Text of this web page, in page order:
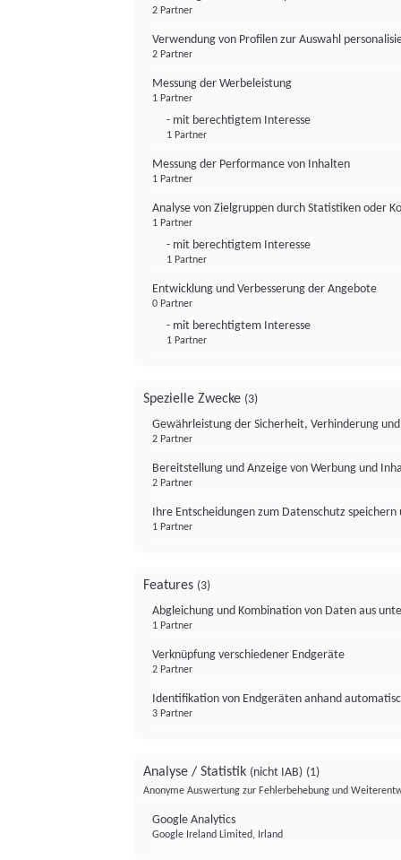
2 Partner
Verwendung von Profilen zur Auswahl
2 Partner
Messung der Werbeleistung
1 Partner
- mit berechtigtem Interesse
1 Partner
Messung der Performance von Inhalten
1 Partner
Analyse von Zielgruppen durch Statistiken oder
1 Partner
- mit berechtigtem Interesse
1 Partner
Entwicklung und Verbesserung der Angebote
0 Partner
- mit berechtigtem Interesse
1 Partner
Spezielle Zwecke (3)
Gewährleistung der Sicherheit, Verhinderung
2 Partner
Bereitstellung und Anzeige von Werbung und
2 Partner
Ihre Entscheidungen zum Datenschutz
1 Partner
Features (3)
Abgleichung und Kombination von Daten aus
1 Partner
Verknüpfung verschiedener Endgeräte
2 Partner
Identifikation von Endgeräten anhand
3 Partner
Analyse / Statistik (nicht IAB) (1)
Anonyme Auswertung zur Fehlerbehebung und
Google Analytics
Google Ireland Limited, Irland